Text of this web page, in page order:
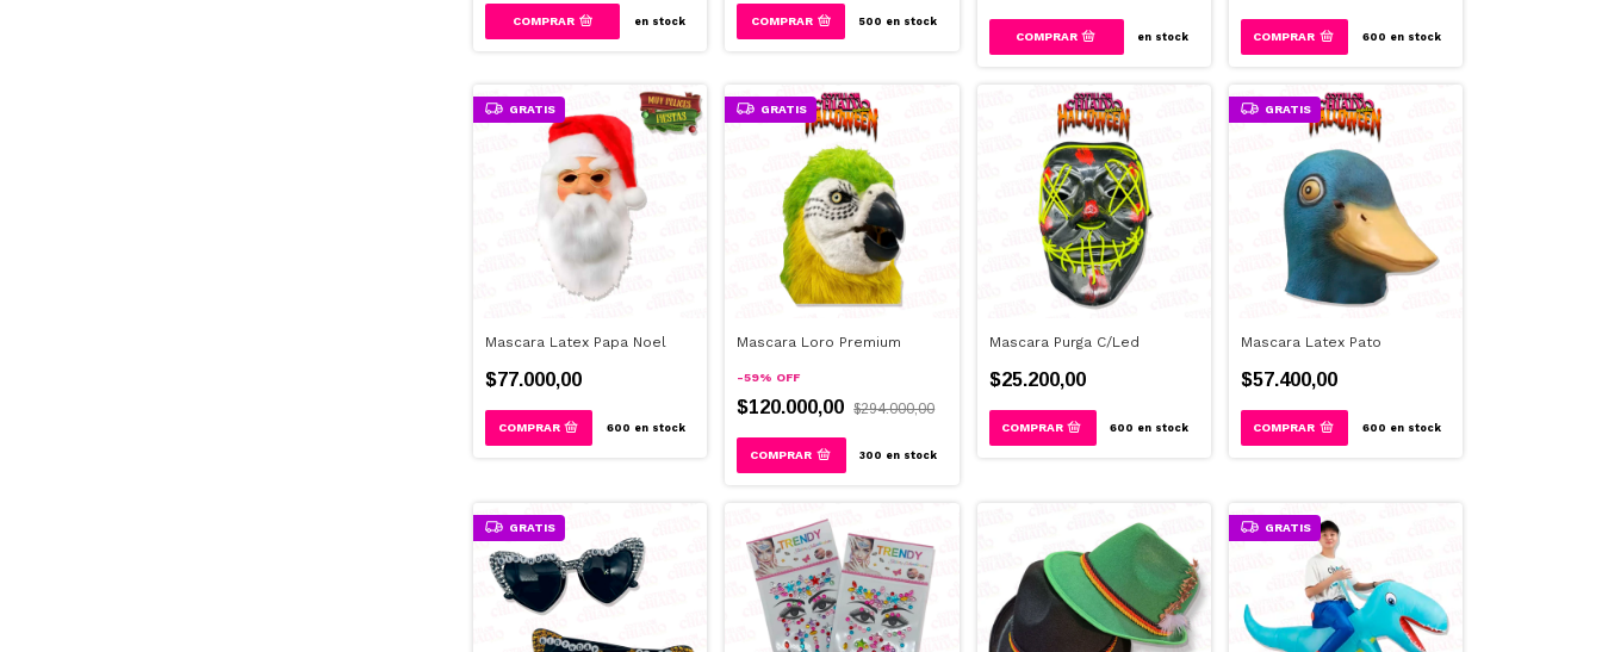
COMPRAR en stock COMPRAR 500 en stock
en stock 600 en stock
GRATIS
Mascara Latex Papa Noel
$77.000,00
600 en stock
GRATIS
Mascara Loro Premium
-59% OFF
$120.000,00 $294.000,00
300 en stock
Mascara Purga C/Led
$25.200,00
600 en stock
GRATIS
Mascara Latex Pato
$57.400,00
600 en stock
GRATIS GRATIS